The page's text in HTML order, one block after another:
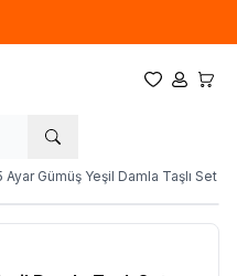
Favorilerim
Hesabım
Gümüş Yeşil Damla Taşlı Set